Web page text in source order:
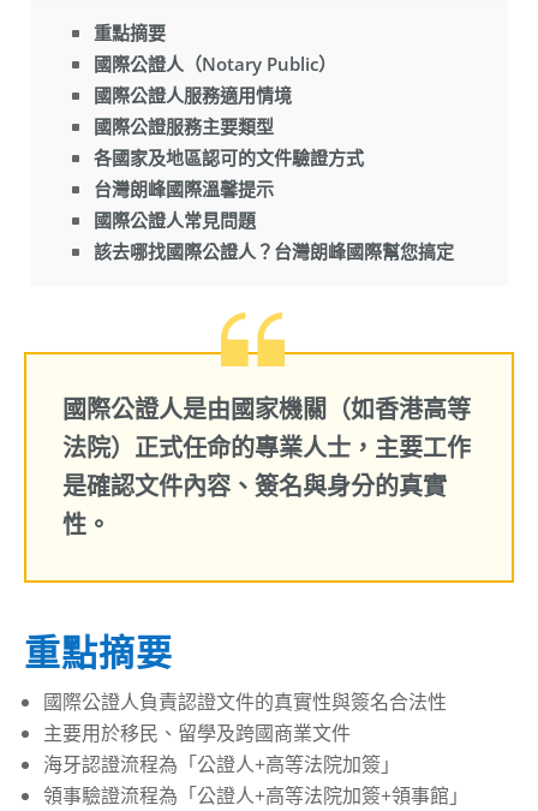
重點摘要
國際公證人（Notary Public）
國際公證人服務適用情境
國際公證服務主要類型
各國家及地區認可的文件驗證方式
台灣朗峰國際溫馨提示
國際公證人常見問題
該去哪找國際公證人？台灣朗峰國際幫您搞定
國際公證人是由國家機關（如香港高等
法院）正式任命的專業人士，主要工作
是確認文件內容、簽名與身分的真實
性。
重點摘要
國際公證人負責認證文件的真實性與簽名合法性
主要用於移民、留學及跨國商業文件
海牙認證流程為「公證人+高等法院加簽」
領事驗證流程為「公證人+高等法院加簽+領事館」